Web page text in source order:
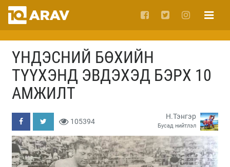
ҮНДЭСНИЙ БӨХИЙН
ТҮҮХЭНД ЭВДЭХЭД БЭРХ 10
АМЖИЛТ
105394
Н.Тэнгэр
Бусад нийтлэл